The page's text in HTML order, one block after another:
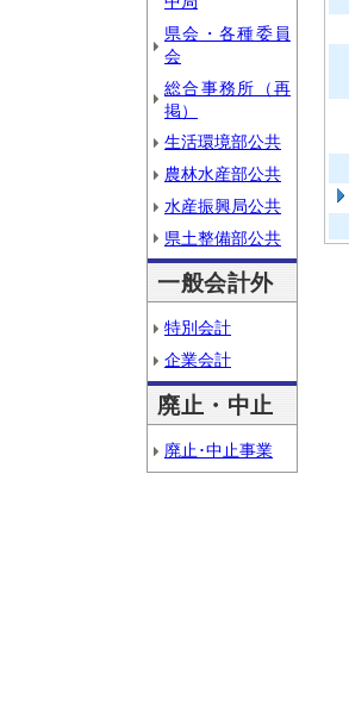
県会・各種委員
会
総合事務所（再
掲）
生活環境部公共
農林水産部公共
水産振興局公共
県土整備部公共
一般会計外
特別会計
企業会計
廃止・中止
廃止･中止事業